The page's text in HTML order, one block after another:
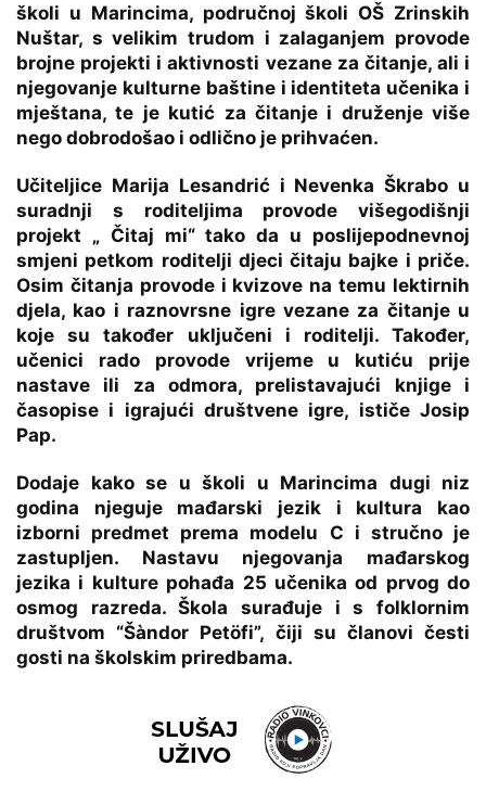
školi u Marincima, područnoj školi OŠ Zrinskih
Nuštar, s velikim trudom i zalaganjem provode
brojne projekti i aktivnosti vezane za čitanje, ali i
njegovanje kulturne baštine i identiteta učenika i
mještana, te je kutić za čitanje i druženje više
nego dobrodošao i odlično je prihvaćen.
Učiteljice Marija Lesandrić i Nevenka Škrabo u
suradnji s roditeljima provode višegodišnji
projekt „ Čitaj mi“ tako da u poslijepodnevnoj
smjeni petkom roditelji djeci čitaju bajke i priče.
Osim čitanja provode i kvizove na temu lektirnih
djela, kao i raznovrsne igre vezane za čitanje u
koje su također uključeni i roditelji. Također,
učenici rado provode vrijeme u kutiću prije
nastave ili za odmora, prelistavajući knjige i
časopise i igrajući društvene igre, ističe Josip
Pap.
Dodaje kako se u školi u Marincima dugi niz
godina njeguje mađarski jezik i kultura kao
izborni predmet prema modelu C i stručno je
zastupljen. Nastavu njegovanja mađarskog
jezika i kulture pohađa 25 učenika od prvog do
osmog razreda. Škola surađuje i s folklornim
društvom “Šàndor Petöfi”, čiji su članovi česti
gosti na školskim priredbama.